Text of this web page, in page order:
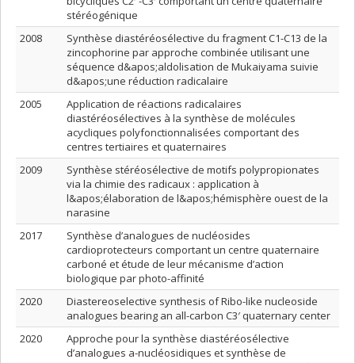
stéréogénique
2008
Synthèse diastéréosélective du fragment C1-C13 de la
zincophorine par approche combinée utilisant une
séquence d&apos;aldolisation de Mukaiyama suivie
d&apos;une réduction radicalaire
2005
Application de réactions radicalaires
diastéréosélectives à la synthèse de molécules
acycliques polyfonctionnalisées comportant des
centres tertiaires et quaternaires
2009
Synthèse stéréosélective de motifs polypropionates
via la chimie des radicaux : application à
l&apos;élaboration de l&apos;hémisphère ouest de la
narasine
2017
Synthèse d’analogues de nucléosides
cardioprotecteurs comportant un centre quaternaire
carboné et étude de leur mécanisme d’action
biologique par photo-affinité
2020
Diastereoselective synthesis of Ribo-like nucleoside
analogues bearing an all-carbon C3′ quaternary center
2020
Approche pour la synthèse diastéréosélective
d’analogues a-nucléosidiques et synthèse de